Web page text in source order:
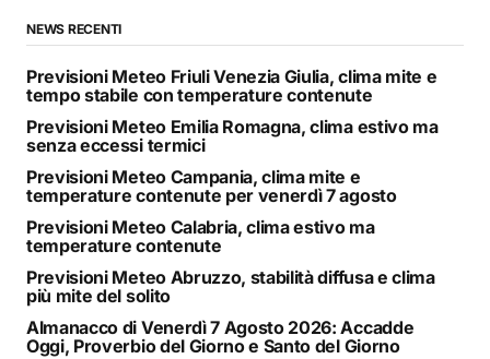
NEWS RECENTI
Previsioni Meteo Friuli Venezia Giulia, clima mite e
tempo stabile con temperature contenute
Previsioni Meteo Emilia Romagna, clima estivo ma
senza eccessi termici
Previsioni Meteo Campania, clima mite e
temperature contenute per venerdì 7 agosto
Previsioni Meteo Calabria, clima estivo ma
temperature contenute
Previsioni Meteo Abruzzo, stabilità diffusa e clima
più mite del solito
Almanacco di Venerdì 7 Agosto 2026: Accadde
Oggi, Proverbio del Giorno e Santo del Giorno